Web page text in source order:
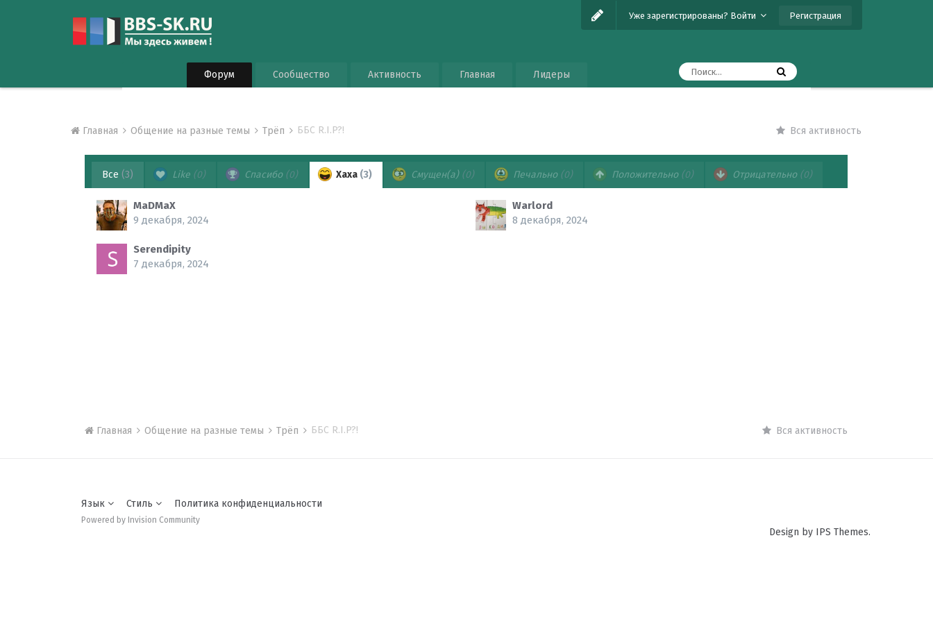
Уже зарегистрированы? Войти Регистрация
Форум Сообщество Активность Главная Лидеры
Вся активность
Главная Общение на разные темы Трёп ББС R.I.P?!
Все (3) Like (0) Спасибо (0) Хаха (3) Смущен(а) (0) Печально (0) Положительно (0) Отрицательно (0)
MaDMaX
9 декабря, 2024
Warlord
8 декабря, 2024
Serendipity
7 декабря, 2024
Вся активность
Главная Общение на разные темы Трёп ББС R.I.P?!
Язык Стиль Политика конфиденциальности
Powered by Invision Community
Design by IPS Themes.